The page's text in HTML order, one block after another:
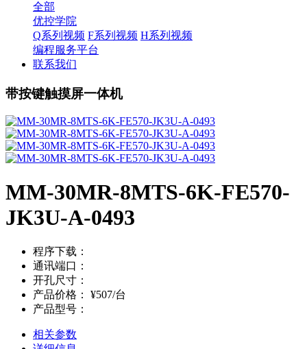
全部
优控学院
Q系列视频 F系列视频 H系列视频
编程服务平台
联系我们
带按键触摸屏一体机
MM-30MR-8MTS-6K-FE570-
JK3U-A-0493
程序下载：
通讯端口：
开孔尺寸：
产品价格：
¥507/台
产品型号：
相关参数